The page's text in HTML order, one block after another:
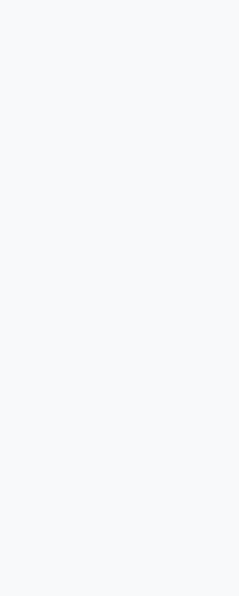
Bitmedia
Bitmedia'da reklam
alanında hedef kitlenize
tasarlanmış basit bir
olacak adım adım bir
Hesap Kurulum
Bitmedia'da reklam
sitelerini ziyaret edin ve
formunu işletme
Adınız, şirket bilgileriniz
üzere gerekli bilgileri
şirketinizi incelemek için